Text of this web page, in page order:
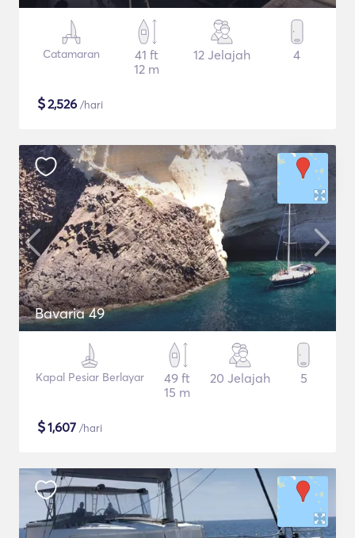
Catamaran
41 ft
12 m
12 Jelajah 4
$2,526 /hari
Bavaria 49
Kapal Pesiar Berlayar
49 ft
15 m
20 Jelajah 5
$1,607 /hari